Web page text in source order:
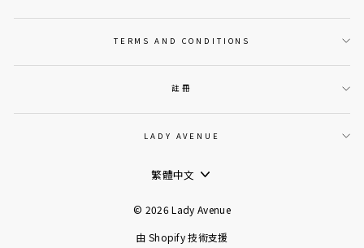
TERMS AND CONDITIONS
註冊
LADY AVENUE
語
言
繁體中文
© 2026 Lady Avenue
由 Shopify 技術支援